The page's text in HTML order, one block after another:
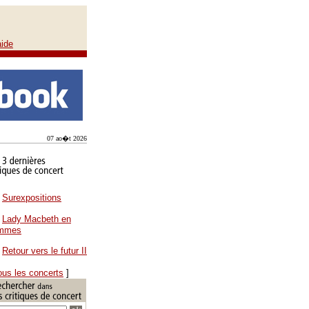
07 ao�t 2026
Surexpositions
Lady Macbeth en
Retour vers le futur II
les concerts ]